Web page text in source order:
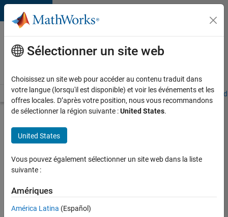
Passer au contenu
Votre
carrière
chez
Accueil Explorer nos opportunités Adresses de nos bureaux
Connectez-
vous
créez
compte
candidat
Sélectionner un site web
Choisissez un site web pour accéder au contenu traduit dans
votre langue (lorsqu'il est disponible) et voir les événements et les
offres locales. D’après votre position, nous vous recommandons
de sélectionner la région suivante :United States.
United States
Vous pouvez également sélectionner un site web dans la liste
suivante :
Amériques
América Latina (Español)